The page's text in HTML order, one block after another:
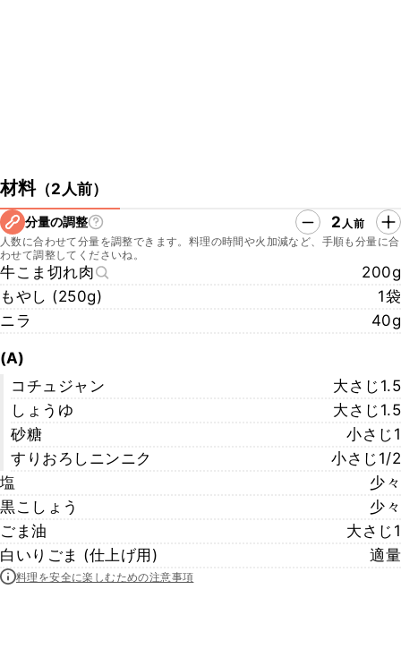
材料（2人前）
分量の調整 2 人前
人数に合わせて分量を調整できます。料理の時間や火加減など、手順も分量に合
わせて調整してくださいね。
牛こま切れ肉
200g
もやし (250g)
1袋
ニラ
40g
(A)
コチュジャン
大さじ1.5
しょうゆ
大さじ1.5
砂糖
小さじ1
すりおろしニンニク
小さじ1/2
塩
少々
黒こしょう
少々
ごま油
大さじ1
白いりごま (仕上げ用)
適量
料理を安全に楽しむための注意事項